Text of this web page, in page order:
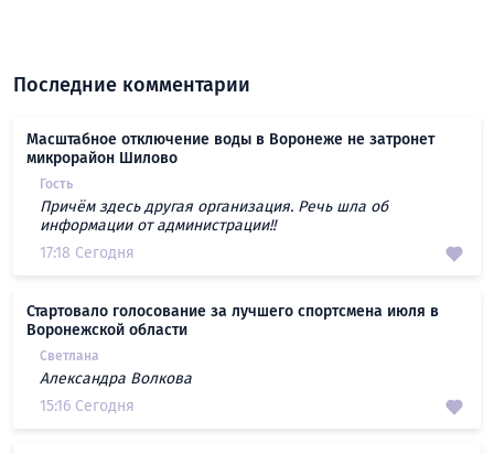
Последние комментарии
Масштабное отключение воды в Воронеже не затронет
микрорайон Шилово
Гость
Причём здесь другая организация. Речь шла об
информации от администрации!!
17:18 Сегодня
Стартовало голосование за лучшего спортсмена июля в
Воронежской области
Светлана
Александра Волкова
15:16 Сегодня